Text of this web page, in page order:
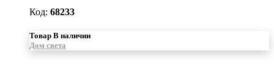
Код: 68233
Товар В наличии
Дом света